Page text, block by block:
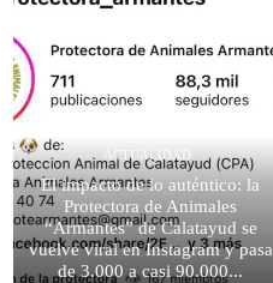
ACTUALIDAD
El impacto de lo auténtico: la
Protectora de Animales
“Armantes” de Calatayud se
vuelve viral en Instagram y pasa
de 3.000 a casi 90.000...